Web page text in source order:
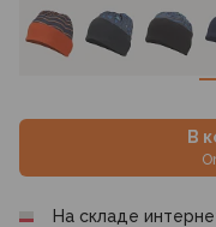
В
На складе